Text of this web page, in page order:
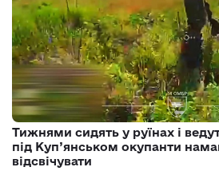
Тижнями сидять у руїнах і
під Куп’янськом окупанти
відсвічувати